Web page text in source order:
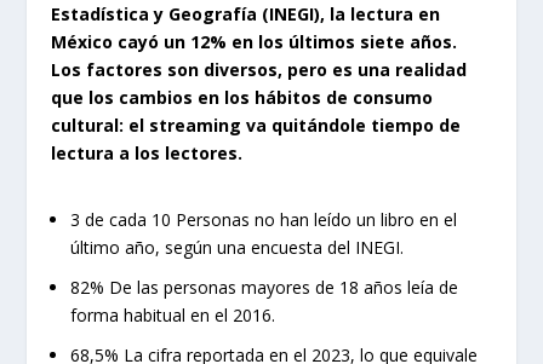
Estadística y Geografía (INEGI), la lectura en
México cayó un 12% en los últimos siete años.
Los factores son diversos, pero es una realidad
que los cambios en los hábitos de consumo
cultural: el streaming va quitándole tiempo de
lectura a los lectores.
3 de cada 10 Personas no han leído un libro en el
último año, según una encuesta del INEGI.
82% De las personas mayores de 18 años leía de
forma habitual en el 2016.
68,5% La cifra reportada en el 2023, lo que equivale